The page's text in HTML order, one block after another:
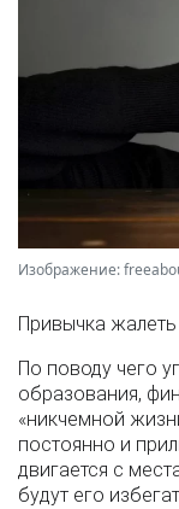
Изображение:
Привычка
По поводу чего
образования,
«никчемной
постоянно и
двигается с
будут его